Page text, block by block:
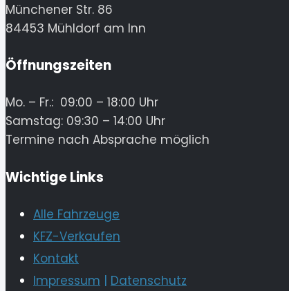
Münchener Str. 86
84453 Mühldorf am Inn
Öffnungszeiten
Mo. – Fr.: 09:00 – 18:00 Uhr
Samstag: 09:30 – 14:00 Uhr
Termine nach Absprache möglich
Wichtige Links
Alle Fahrzeuge
KFZ-Verkaufen
Kontakt
Impressum | Datenschutz